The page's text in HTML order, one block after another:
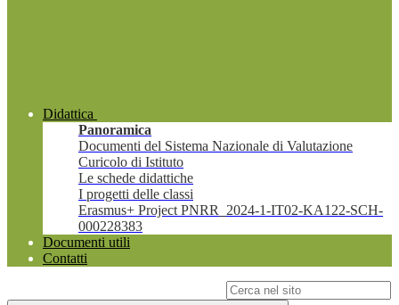
Didattica
Panoramica
Documenti del Sistema Nazionale di Valutazione
Curicolo di Istituto
Le schede didattiche
I progetti delle classi
Erasmus+ Project PNRR_2024-1-IT02-KA122-SCH-
000228383
Documenti utili
Contatti